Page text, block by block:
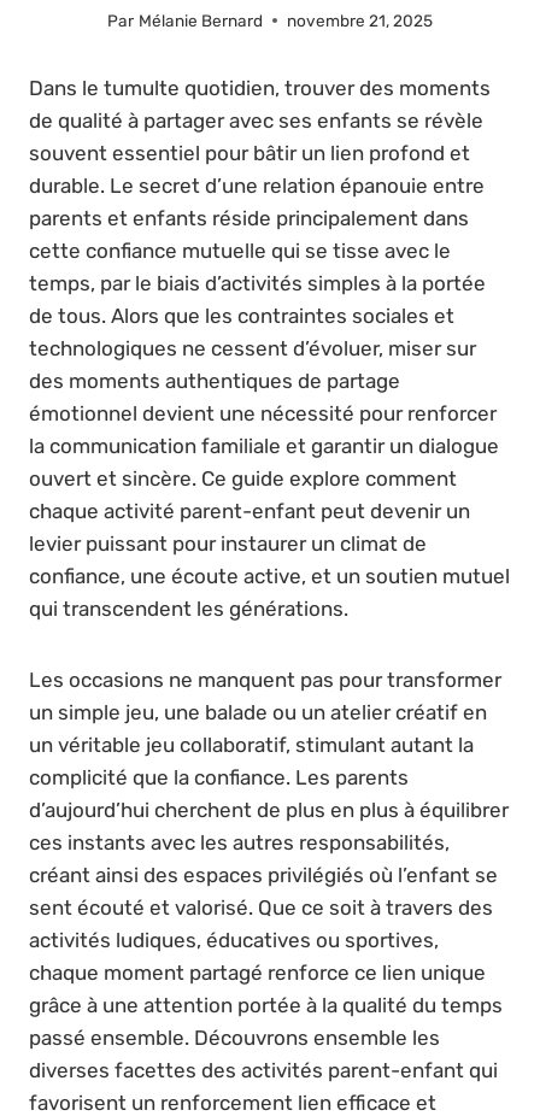
Par Mélanie Bernard novembre 21, 2025
Dans le tumulte quotidien, trouver des moments
de qualité à partager avec ses enfants se révèle
souvent essentiel pour bâtir un lien profond et
durable. Le secret d’une relation épanouie entre
parents et enfants réside principalement dans
cette confiance mutuelle qui se tisse avec le
temps, par le biais d’activités simples à la portée
de tous. Alors que les contraintes sociales et
technologiques ne cessent d’évoluer, miser sur
des moments authentiques de partage
émotionnel devient une nécessité pour renforcer
la communication familiale et garantir un dialogue
ouvert et sincère. Ce guide explore comment
chaque activité parent-enfant peut devenir un
levier puissant pour instaurer un climat de
confiance, une écoute active, et un soutien mutuel
qui transcendent les générations.
Les occasions ne manquent pas pour transformer
un simple jeu, une balade ou un atelier créatif en
un véritable jeu collaboratif, stimulant autant la
complicité que la confiance. Les parents
d’aujourd’hui cherchent de plus en plus à équilibrer
ces instants avec les autres responsabilités,
créant ainsi des espaces privilégiés où l’enfant se
sent écouté et valorisé. Que ce soit à travers des
activités ludiques, éducatives ou sportives,
chaque moment partagé renforce ce lien unique
grâce à une attention portée à la qualité du temps
passé ensemble. Découvrons ensemble les
diverses facettes des activités parent-enfant qui
favorisent un renforcement lien efficace et